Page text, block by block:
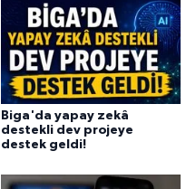
Biga'da yapay zekâ
destekli dev projeye
destek geldi!